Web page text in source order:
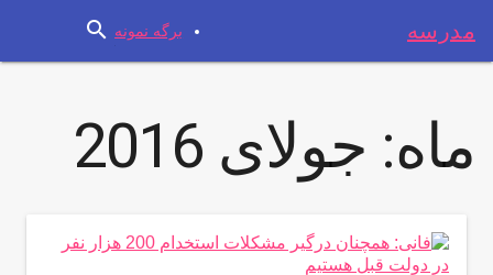
مدرسه برگه نمونه search
ماه: جولای 2016